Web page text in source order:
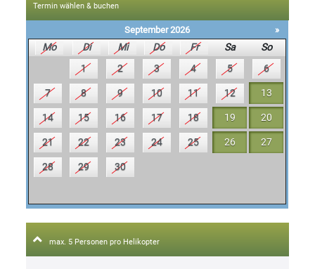
Termin wählen & buchen
September 2026 »
Mo Di Mi Do Fr Sa
So
1
2 3 4 5 6
7 8 9 10 11 12 13
14 15 16 17 18 19 20
21 22 23 24 25 26 27
28 29 30
max. 5 Personen pro Helikopter